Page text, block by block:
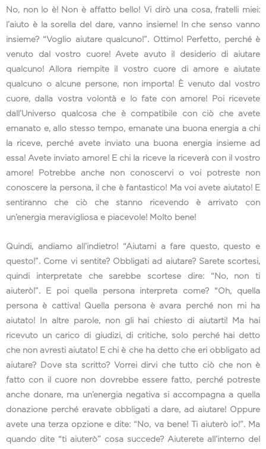
No, non lo è! Non è affatto bello! Vi dirò una cosa, fratelli miei:
l’aiuto è la sorella del dare, vanno insieme! In che senso vanno
insieme? “Voglio aiutare qualcuno!”. Ottimo! Perfetto, perché è
venuto dal vostro cuore! Avete avuto il desiderio di aiutare
qualcuno! Allora riempite il vostro cuore di amore e aiutate
qualcuno o alcune persone, non importa! È venuto dal vostro
cuore, dalla vostra volontà e lo fate con amore! Poi ricevete
dall’Universo qualcosa che è compatibile con ciò che avete
emanato e, allo stesso tempo, emanate una buona energia a chi
la riceve, perché avete inviato una buona energia insieme ad
essa! Avete inviato amore! E chi la riceve la riceverà con il vostro
amore! Potrebbe anche non conoscervi o voi potreste non
conoscere la persona, il che è fantastico! Ma voi avete aiutato! E
sentiranno che ciò che stanno ricevendo è arrivato con
un’energia meravigliosa e piacevole! Molto bene!
Quindi, andiamo all’indietro! “Aiutami a fare questo, questo e
questo!”. Come vi sentite? Obbligati ad aiutare? Sarete scortesi,
quindi interpretate che sarebbe scortese dire: “No, non ti
aiuterò!”. E poi quella persona interpreta come? “Oh, quella
persona è cattiva! Quella persona è avara perché non mi ha
aiutato! In altre parole, non gli hai chiesto di aiutarti! Ma hai
ricevuto un carico di giudizi, di critiche, solo perché hai detto
che non avresti aiutato! E chi è che ha detto che eri obbligato ad
aiutare? Dove sta scritto? Vorrei dirvi che tutto ciò che non è
fatto con il cuore non dovrebbe essere fatto, perché potreste
anche donare, ma un’energia negativa si accompagna a quella
donazione perché eravate obbligati a dare, ad aiutare! Oppure
avete una terza opzione e dite: “No, va bene! Ti aiuterò io!”. Ma
quando dite “ti aiuterò” cosa succede? Aiuterete all’interno del